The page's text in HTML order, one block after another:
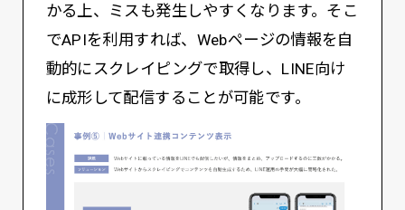
かる上、ミスも発生しやすくなります。そこ
でAPIを利用すれば、Webページの情報を自
動的にスクレイピングで取得し、LINE向け
に成形して配信することが可能です。